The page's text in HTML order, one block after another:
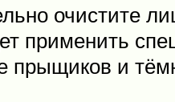
очистите
применить
и